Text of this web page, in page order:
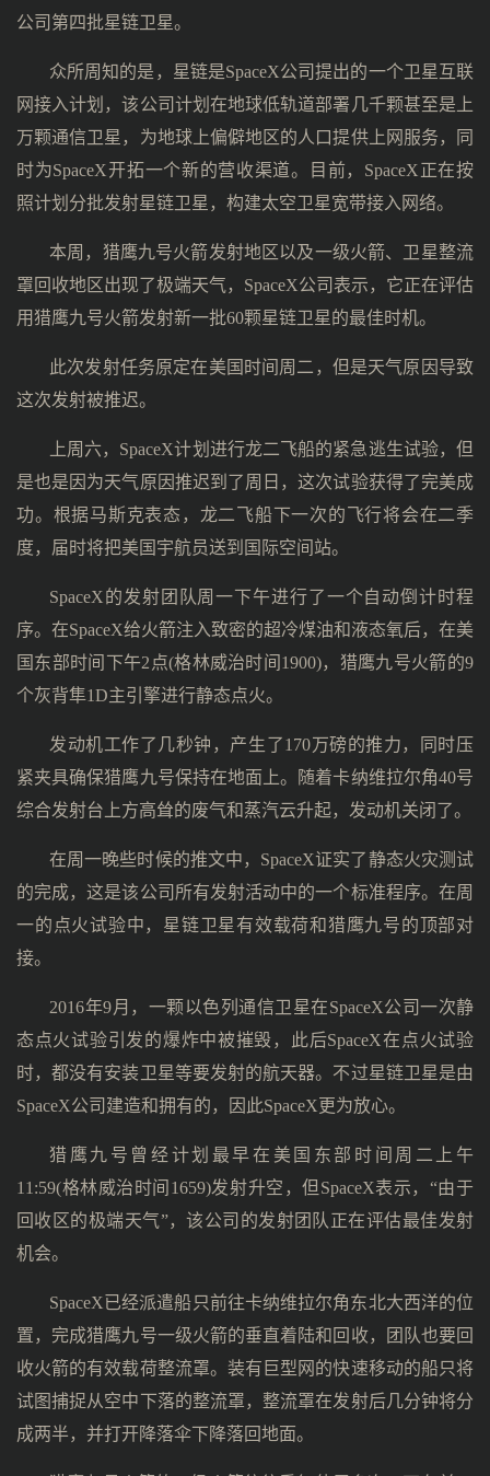
公司第四批星链卫星。
众所周知的是，星链是SpaceX公司提出的一个卫星互联
网接入计划，该公司计划在地球低轨道部署几千颗甚至是上
万颗通信卫星，为地球上偏僻地区的人口提供上网服务，同
时为SpaceX开拓一个新的营收渠道。目前，SpaceX正在按
照计划分批发射星链卫星，构建太空卫星宽带接入网络。
本周，猎鹰九号火箭发射地区以及一级火箭、卫星整流
罩回收地区出现了极端天气，SpaceX公司表示，它正在评估
用猎鹰九号火箭发射新一批60颗星链卫星的最佳时机。
此次发射任务原定在美国时间周二，但是天气原因导致
这次发射被推迟。
上周六，SpaceX计划进行龙二飞船的紧急逃生试验，但
是也是因为天气原因推迟到了周日，这次试验获得了完美成
功。根据马斯克表态，龙二飞船下一次的飞行将会在二季
度，届时将把美国宇航员送到国际空间站。
SpaceX的发射团队周一下午进行了一个自动倒计时程
序。在SpaceX给火箭注入致密的超冷煤油和液态氧后，在美
国东部时间下午2点(格林威治时间1900)，猎鹰九号火箭的9
个灰背隼1D主引擎进行静态点火。
发动机工作了几秒钟，产生了170万磅的推力，同时压
紧夹具确保猎鹰九号保持在地面上。随着卡纳维拉尔角40号
综合发射台上方高耸的废气和蒸汽云升起，发动机关闭了。
在周一晚些时候的推文中，SpaceX证实了静态火灾测试
的完成，这是该公司所有发射活动中的一个标准程序。在周
一的点火试验中，星链卫星有效载荷和猎鹰九号的顶部对
接。
2016年9月，一颗以色列通信卫星在SpaceX公司一次静
态点火试验引发的爆炸中被摧毁，此后SpaceX在点火试验
时，都没有安装卫星等要发射的航天器。不过星链卫星是由
SpaceX公司建造和拥有的，因此SpaceX更为放心。
猎鹰九号曾经计划最早在美国东部时间周二上午
11:59(格林威治时间1659)发射升空，但SpaceX表示，“由于
回收区的极端天气”，该公司的发射团队正在评估最佳发射
机会。
SpaceX已经派遣船只前往卡纳维拉尔角东北大西洋的位
置，完成猎鹰九号一级火箭的垂直着陆和回收，团队也要回
收火箭的有效载荷整流罩。装有巨型网的快速移动的船只将
试图捕捉从空中下落的整流罩，整流罩在发射后几分钟将分
成两半，并打开降落伞下降落回地面。